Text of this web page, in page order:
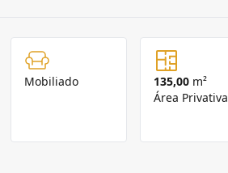
Mobiliado 135,00 m²
Área Privativa